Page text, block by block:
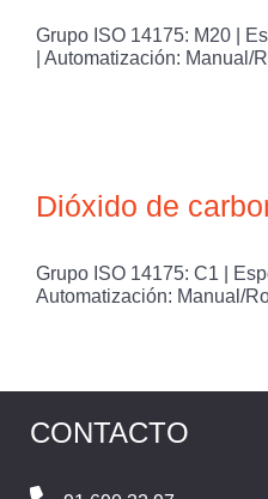
Grupo ISO 14175: M20 |
| Automatización: Manual/
Dióxido de
Grupo ISO 14175: C1 |
Automatización: Manual/
CONTACTO